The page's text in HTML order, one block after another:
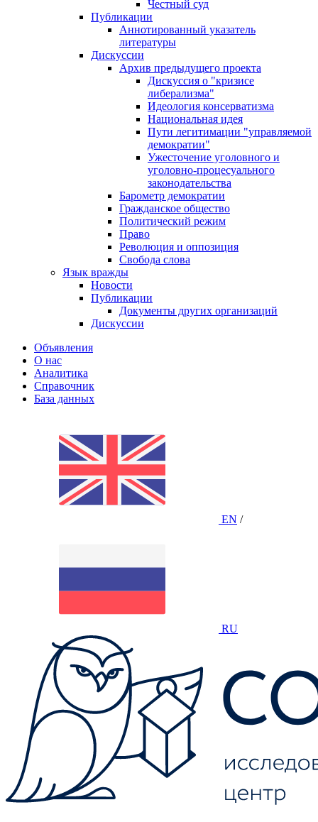
Честный суд
Публикации
Аннотированный указатель
литературы
Дискуссии
Архив предыдущего проекта
Дискуссия о "кризисе
либерализма"
Идеология консерватизма
Национальная идея
Пути легитимации "управляемой
демократии"
Ужесточение уголовного и
уголовно-процесуального
законодательства
Барометр демократии
Гражданское общество
Политический режим
Право
Революция и оппозиция
Свобода слова
Язык вражды
Новости
Публикации
Документы других организаций
Дискуссии
Объявления
О нас
Аналитика
Справочник
База данных
EN /
RU